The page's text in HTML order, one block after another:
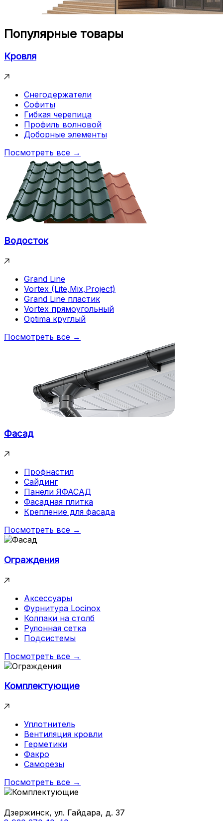
Популярные товары
Кровля
Снегодержатели
Софиты
Гибкая черепица
Профиль волновой
Доборные элементы
Посмотреть все →
Водосток
Grand Line
Vortex (Lite,Mix,Project)
Grand Line пластик
Vortex прямоугольный
Optima круглый
Посмотреть все →
Фасад
Профнастил
Сайдинг
Панели ЯФАСАД
Фасадная плитка
Крепление для фасада
Посмотреть все →
Ограждения
Аксессуары
Фурнитура Locinox
Колпаки на столб
Рулонная сетка
Подсистемы
Посмотреть все →
Комплектующие
Уплотнитель
Вентиляция кровли
Герметики
Факро
Саморезы
Посмотреть все →
Дзержинск, ул. Гайдара, д. 37